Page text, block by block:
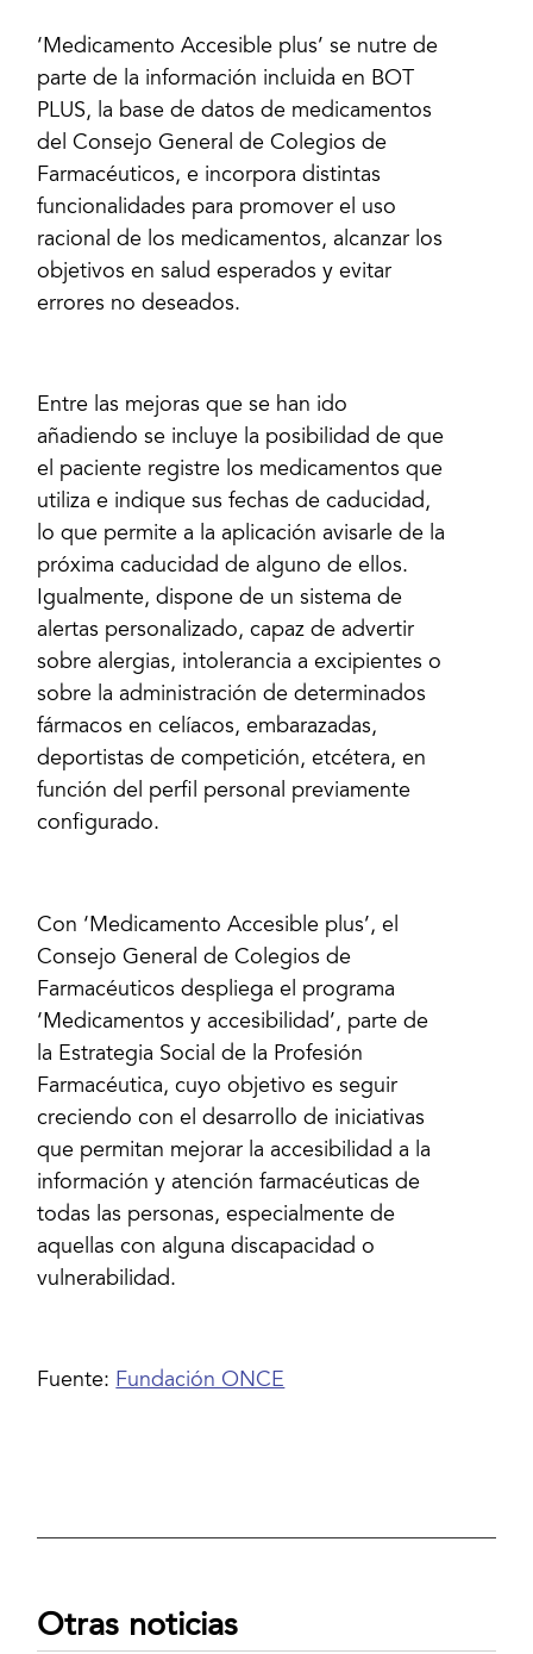
‘Medicamento Accesible plus’ se nutre de
parte de la información incluida en BOT
PLUS, la base de datos de medicamentos
del Consejo General de Colegios de
Farmacéuticos, e incorpora distintas
funcionalidades para promover el uso
racional de los medicamentos, alcanzar los
objetivos en salud esperados y evitar
errores no deseados.
Entre las mejoras que se han ido
añadiendo se incluye la posibilidad de que
el paciente registre los medicamentos que
utiliza e indique sus fechas de caducidad,
lo que permite a la aplicación avisarle de la
próxima caducidad de alguno de ellos.
Igualmente, dispone de un sistema de
alertas personalizado, capaz de advertir
sobre alergias, intolerancia a excipientes o
sobre la administración de determinados
fármacos en celíacos, embarazadas,
deportistas de competición, etcétera, en
función del perfil personal previamente
configurado.
Con ‘Medicamento Accesible plus’, el
Consejo General de Colegios de
Farmacéuticos despliega el programa
‘Medicamentos y accesibilidad’, parte de
la Estrategia Social de la Profesión
Farmacéutica, cuyo objetivo es seguir
creciendo con el desarrollo de iniciativas
que permitan mejorar la accesibilidad a la
información y atención farmacéuticas de
todas las personas, especialmente de
aquellas con alguna discapacidad o
vulnerabilidad.
Fuente: Fundación ONCE
Otras noticias